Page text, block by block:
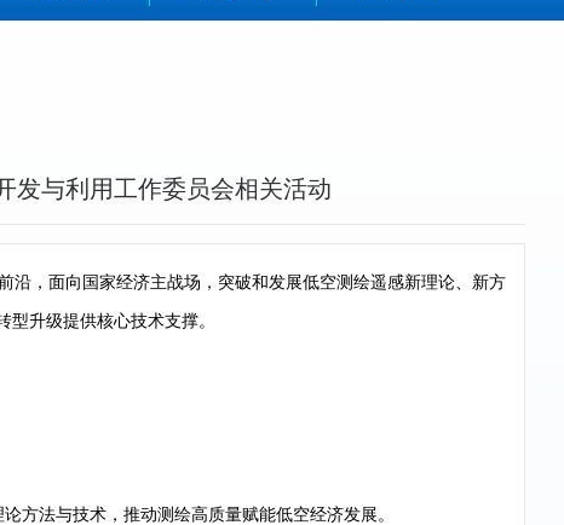
发与利用工作委员会相关活动
，面向国家经济主战场，突破和发展低空测绘遥感新理论、新方
升级提供核心技术支撑。
方法与技术，推动测绘高质量赋能低空经济发展。